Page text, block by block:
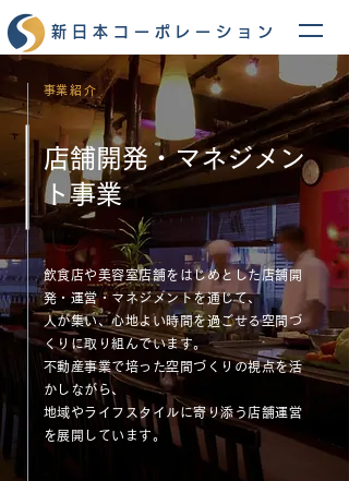
新日本コーポレーション
​事業紹介
店舗開発・マネジメン
ト事業
飲食店や美容室店舗をはじめとした店舗開
発・運営・マネジメントを通じて、
人が集い、心地よい時間を過ごせる空間づ
くりに取り組んでいます。
不動産事業で培った空間づくりの視点を活
かしながら、
地域やライフスタイルに寄り添う店舗運営
を展開しています。